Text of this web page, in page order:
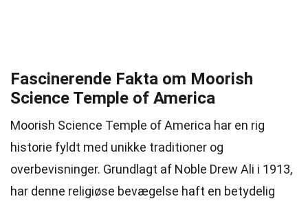
Fascinerende Fakta om Moorish
Science Temple of America
Moorish Science Temple of America har en rig
historie fyldt med unikke traditioner og
overbevisninger. Grundlagt af Noble Drew Ali i 1913,
har denne religiøse bevægelse haft en betydelig